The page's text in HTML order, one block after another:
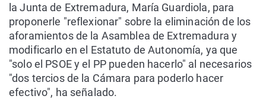
la Junta de Extremadura, María Guardiola, para
proponerle "reflexionar" sobre la eliminación de los
aforamientos de la Asamblea de Extremadura y
modificarlo en el Estatuto de Autonomía, ya que
"solo el PSOE y el PP pueden hacerlo" al necesarios
"dos tercios de la Cámara para poderlo hacer
efectivo", ha señalado.